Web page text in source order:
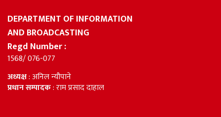
DEPARTMENT OF INFORMATION
AND BROADCASTING
Regd Number :
1568/ 076-077
अध्यक्ष: अनिल न्यौपाने
प्रधान सम्पादक: राम प्रसाद दाहाल